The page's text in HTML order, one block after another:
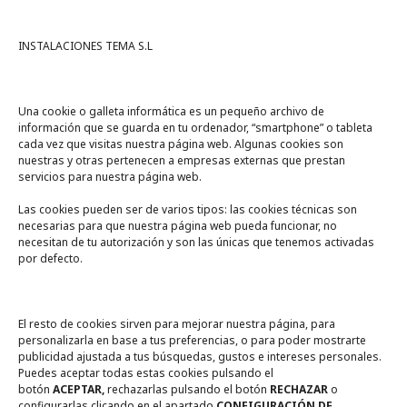
INSTALACIONES TEMA S.L
Una cookie o galleta informática es un pequeño archivo de
información que se guarda en tu ordenador, “smartphone” o tableta
cada vez que visitas nuestra página web. Algunas cookies son
nuestras y otras pertenecen a empresas externas que prestan
servicios para nuestra página web.
Las cookies pueden ser de varios tipos: las cookies técnicas son
necesarias para que nuestra página web pueda funcionar, no
necesitan de tu autorización y son las únicas que tenemos activadas
por defecto.
El resto de cookies sirven para mejorar nuestra página, para
personalizarla en base a tus preferencias, o para poder mostrarte
publicidad ajustada a tus búsquedas, gustos e intereses personales.
Puedes aceptar todas estas cookies pulsando el
botón ACEPTAR,rechazarlas pulsando el botón RECHAZARo
A un click
Tienda online Legal
Política de privacidad
Política de Cookies